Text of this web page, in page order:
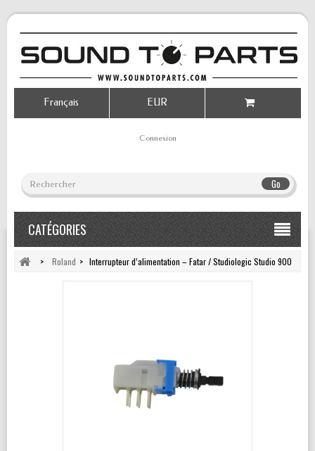
Go
Connexion
EUR
Français
CATÉGORIES
> Roland > Interrupteur d’alimentation – Fatar / Studiologic Studio 900